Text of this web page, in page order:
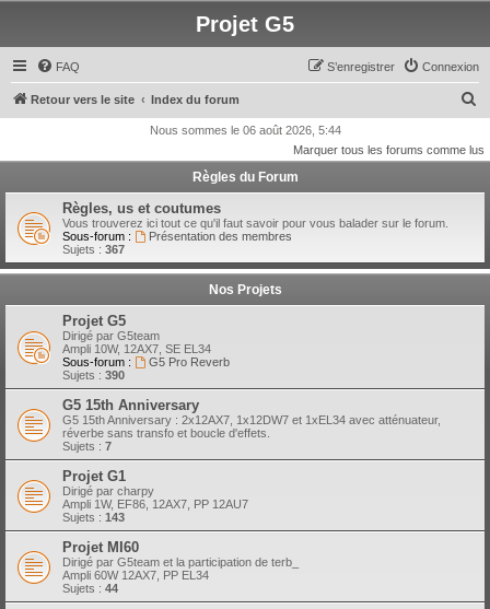
Projet G5
FAQ Connexion
S’enregistrer
Retour vers le site Index du forum
c
e
Nous sommes le 06 août 2026, 5:44
Marquer tous les forums comme lus
Règles du Forum
Règles, us et coutumes
Vous trouverez ici tout ce qu'il faut savoir pour vous balader sur le forum.
Sous-forum :
Présentation des membres
Sujets : 367
Nos Projets
Projet G5
Dirigé par G5team
Ampli 10W, 12AX7, SE EL34
Sous-forum :
G5 Pro Reverb
Sujets : 390
G5 15th Anniversary
G5 15th Anniversary : 2x12AX7, 1x12DW7 et 1xEL34 avec atténuateur,
réverbe sans transfo et boucle d'effets.
Sujets : 7
Projet G1
Dirigé par charpy
Ampli 1W, EF86, 12AX7, PP 12AU7
Sujets : 143
Projet MI60
Dirigé par G5team et la participation de terb_
Ampli 60W 12AX7, PP EL34
Sujets : 44